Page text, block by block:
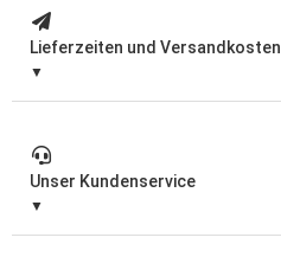
Lieferzeiten und Versandkosten
Unser Kundenservice